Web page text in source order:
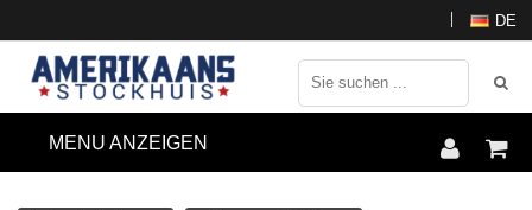
DE
MENU ANZEIGEN